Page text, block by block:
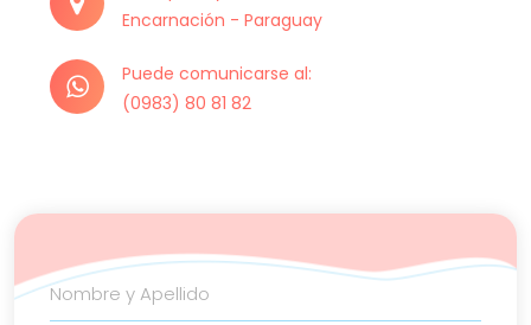
Encarnación - Paraguay
Puede comunicarse al:
(0983) 80 81 82